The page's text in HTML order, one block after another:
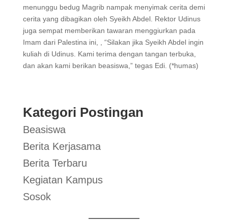
menunggu bedug Magrib nampak menyimak cerita demi
cerita yang dibagikan oleh Syeikh Abdel. Rektor Udinus
juga sempat memberikan tawaran menggiurkan pada
Imam dari Palestina ini, , “Silakan jika Syeikh Abdel ingin
kuliah di Udinus. Kami terima dengan tangan terbuka,
dan akan kami berikan beasiswa,” tegas Edi. (*humas)
Kategori Postingan
Beasiswa
Berita Kerjasama
Berita Terbaru
Kegiatan Kampus
Sosok